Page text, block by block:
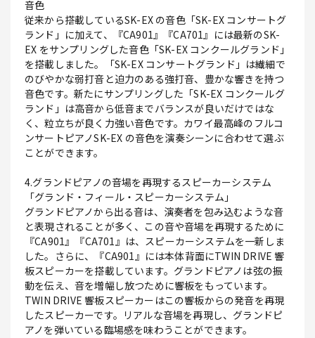
音色
従来から搭載しているSK-EX の音色「SK-EX コンサートグ
ランド」に加えて、『CA901』『CA701』には最新のSK-
EX をサンプリングした音色「SK-EX コンクールグランド」
を搭載しました。「SK-EX コンサートグランド」は繊細で
のびやかな弱打音と迫力のある強打音、豊かな響きを持つ
音色です。新たにサンプリングした「SK-EX コンクールグ
ランド」は高音から低音までバランスが良いだけではな
く、粒立ちが良く力強い音色です。カワイ最高峰のフルコ
ンサートピアノSK-EX の音色を演奏シーンに合わせて選ぶ
ことができます。
4.グランドピアノの音場を再現するスピーカーシステム
「グランド・フィール・スピーカーシステム」
グランドピアノから出る音は、演奏者を包み込むような音
と表現されることが多く、この音や音場を再現するために
『CA901』『CA701』は、スピーカーシステムを一新しま
した。さらに、『CA901』には本体背面にTWIN DRIVE 響
板スピーカーを搭載しています。グランドピアノは弦の振
動を伝え、音を増幅し放つために響板をもっています。
TWIN DRIVE 響板スピーカーはこの響板からの発音を再現
したスピーカーです。リアルな音場を再現し、グランドピ
アノを弾いている臨場感を味わうことができます。